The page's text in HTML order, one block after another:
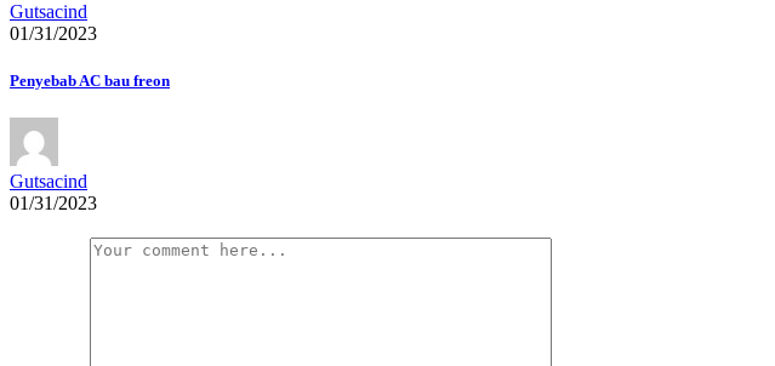
Gutsacind
01/31/2023
Penyebab AC bau freon
Gutsacind
01/31/2023